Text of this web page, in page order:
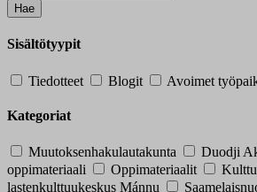
Hae
Sisältötyypit
Tiedotteet Blogit Avoimet
Kategoriat
Muutoksenhakulautakunta Duodji
oppimateriaali
Oppimateriaalit
lastenkulttuukeskus Mánnu